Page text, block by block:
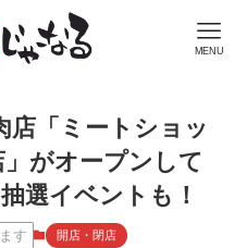
MENU
店「ミートショッ
がオープンして
選イベントも！
す 開店・閉店